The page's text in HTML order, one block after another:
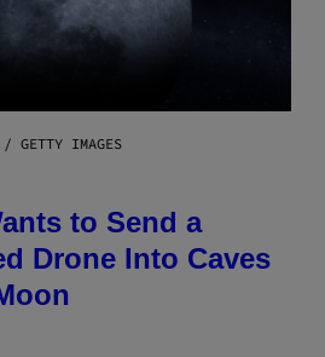
GETTY IMAGES
to Send a
Drone Into Caves